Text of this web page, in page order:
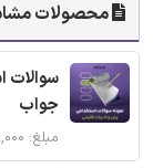
محصولات
سوالات
جواب
مبلغ: ۴۵۹,۰۰۰ تومان